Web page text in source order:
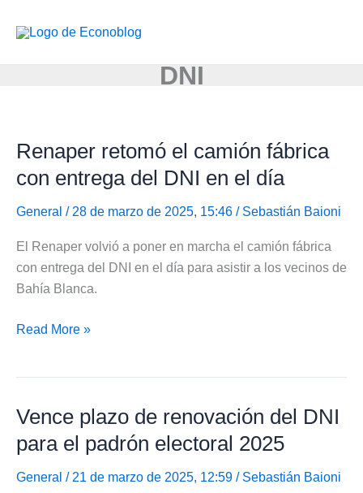
DNI
Renaper retomó el camión fábrica
con entrega del DNI en el día
General / 28 de marzo de 2025, 15:46 / Sebastián Baioni
El Renaper volvió a poner en marcha el camión fábrica
con entrega del DNI en el día para asistir a los vecinos de
Bahía Blanca.
Renaper
fábrica
entrega
del
Read More »
Vence plazo de renovación del DNI
para el padrón electoral 2025
General / 21 de marzo de 2025, 12:59 / Sebastián Baioni